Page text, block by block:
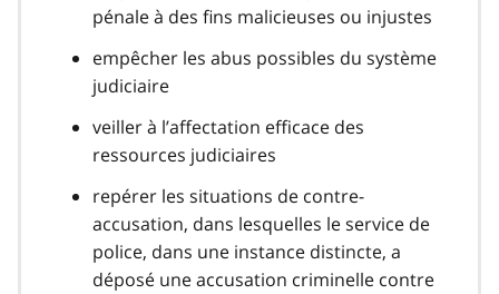
pénale à des fins malicieuses ou injustes
empêcher les abus possibles du système
judiciaire
veiller à l’affectation efficace des
ressources judiciaires
repérer les situations de contre-
accusation, dans lesquelles le service de
police, dans une instance distincte, a
déposé une accusation criminelle contre